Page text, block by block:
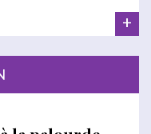
+